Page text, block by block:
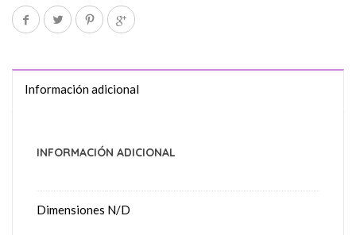
Información adicional
INFORMACIÓN ADICIONAL
Dimensiones N/D